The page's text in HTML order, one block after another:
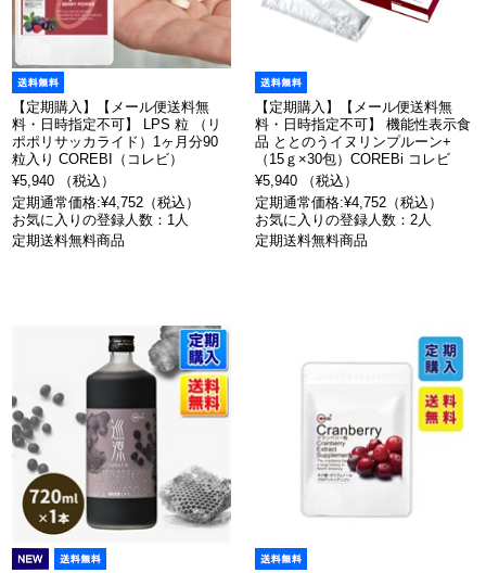
【定期購入】【メール便送料無
料・日時指定不可】 LPS 粒 （リ
ポポリサッカライド）1ヶ月分90
粒入り COREBI（コレビ）
¥5,940 （税込）
定期通常価格:¥4,752（税込）
お気に入りの登録人数：1人
定期送料無料商品
【定期購入】【メール便送料無
料・日時指定不可】 機能性表示食
品 ととのうイヌリンプルーン+
（15ｇ×30包）COREBi コレビ
¥5,940 （税込）
定期通常価格:¥4,752（税込）
お気に入りの登録人数：2人
定期送料無料商品